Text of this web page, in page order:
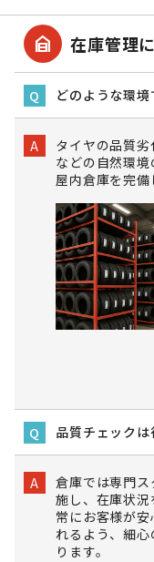
garage_home 在庫管理
Q どのような環
A
タイヤの品質
などの自然環
屋内倉庫を完備
Q 品質チェックは
A
倉庫では専門
施し、在庫状況
常にお客様が
れるよう、細
ります。